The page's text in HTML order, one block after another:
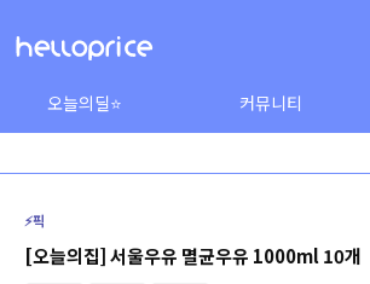
오늘의딜⭐ 커뮤니티
⚡️픽
[오늘의집] 서울우유 멸균우유 1000ml 10개